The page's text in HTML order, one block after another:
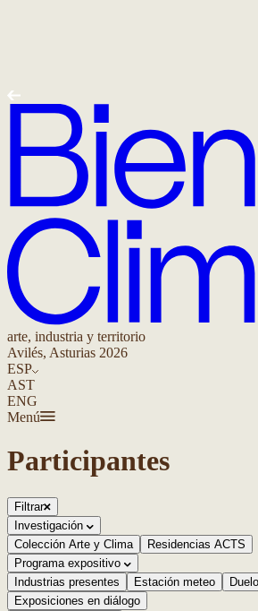
arte, industria y territorio
Avilés, Asturias 2026
ESP
AST
ENG
Menú
Participantes
Filtrar
Investigación
Colección Arte y Clima
Residencias ACTS
Programa expositivo
Industrias presentes
Estación meteo
Exposiciones en diálogo